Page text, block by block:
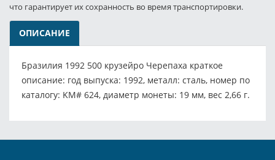
что гарантирует их сохранность во время транспортировки.
ОПИСАНИЕ
Бразилия 1992 500 крузейро Черепаха краткое
описание: год выпуска: 1992, металл: сталь, номер по
каталогу: KM# 624, диаметр монеты: 19 мм, вес 2,66 г.